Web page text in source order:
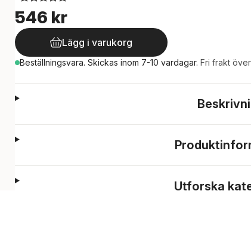
546 kr
Lägg i varukorg
Beställningsvara. Skickas inom 7-10 vardagar. Fri frakt
Utforska